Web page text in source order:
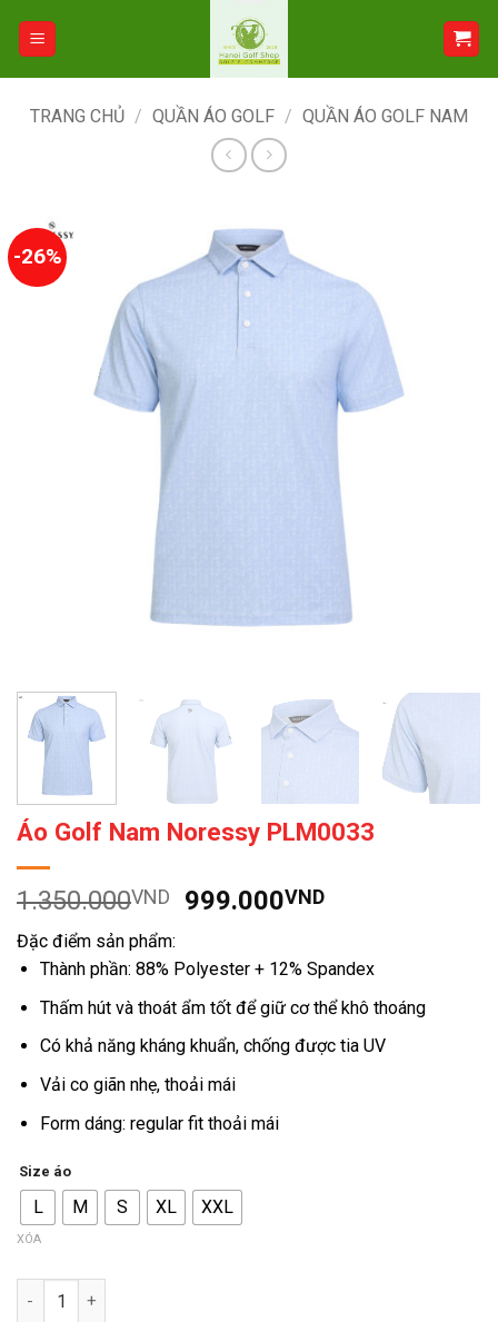
TRANG CHỦ / QUẦN ÁO GOLF / QUẦN ÁO GOLF NAM
-26%
Áo Golf Nam Noressy PLM0033
1.350.000VND
Giá
1.350.000VND.
999.000VNDGiá
là:
999.000VND.
Đặc điểm sản phẩm:
Thành phần: 88% Polyester + 12% Spandex
Thấm hút và thoát ẩm tốt để giữ cơ thể khô thoáng
Có khả năng kháng khuẩn, chống được tia UV
Vải co giãn nhẹ, thoải mái
Form dáng: regular fit thoải mái
Size áo
L M S XL XXL
XÓA
Số lượng